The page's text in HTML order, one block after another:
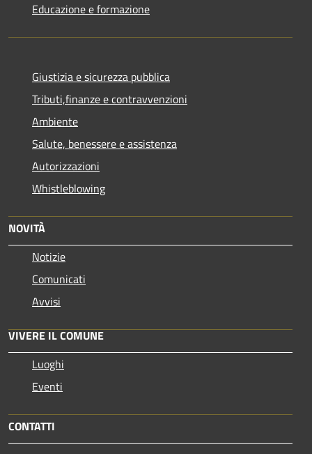
Educazione e formazione
Giustizia e sicurezza pubblica
Tributi,finanze e contravvenzioni
Ambiente
Salute, benessere e assistenza
Autorizzazioni
Whistleblowing
NOVITÀ
Notizie
Comunicati
Avvisi
VIVERE IL COMUNE
Luoghi
Eventi
CONTATTI